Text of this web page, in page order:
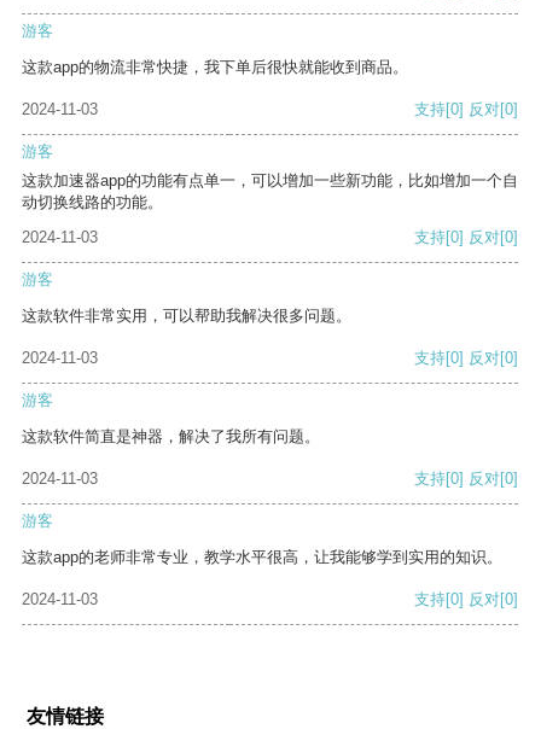
游客
这款app的物流非常快捷，我下单后很快就能收到商品。
2024-11-03 支持[0] 反对[0]
游客
这款加速器app的功能有点单一，可以增加一些新功能，比如增加一个自
动切换线路的功能。
2024-11-03
支持[0] 反对[0]
游客
这款软件非常实用，可以帮助我解决很多问题。
2024-11-03 支持[0] 反对[0]
游客
这款软件简直是神器，解决了我所有问题。
2024-11-03 支持[0] 反对[0]
游客
这款app的老师非常专业，教学水平很高，让我能够学到实用的知识。
2024-11-03 支持[0] 反对[0]
友情链接